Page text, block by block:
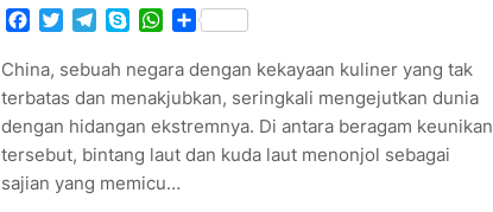
Facebook
TwitterTelegram
SkypeWhatsApp
Share
China, sebuah negara dengan kekayaan kuliner yang tak
terbatas dan menakjubkan, seringkali mengejutkan dunia
dengan hidangan ekstremnya. Di antara beragam keunikan
tersebut, bintang laut dan kuda laut menonjol sebagai
sajian yang memicu…